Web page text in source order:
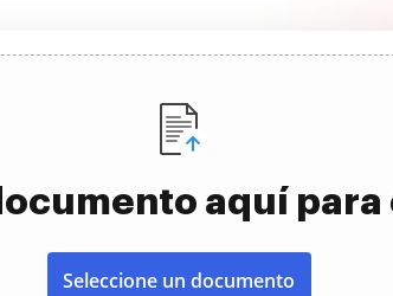
aquí
Seleccione un documento